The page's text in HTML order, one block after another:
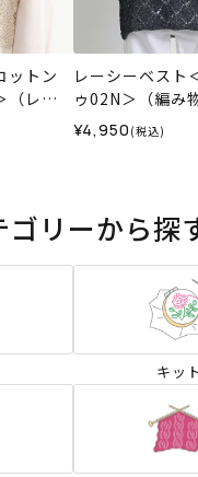
ットン
（レシ
レーシーベスト
ゥ02N＞（編み
ト）
¥4,950 (税込)
ゴリーから探
キット